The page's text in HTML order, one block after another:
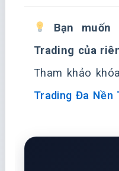
Bạn
Trading của
Tham khảo
Trading Đa Nền